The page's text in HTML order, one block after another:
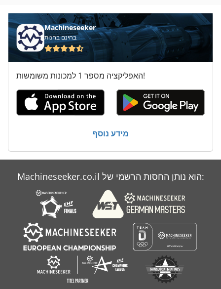
Machineseeker
בחינם בחנות
האפליקציה מספר 1 למכונות משומשות!
מידע נוסף
Machineseeker.co.il הוא נותן החסות הרשמי של: